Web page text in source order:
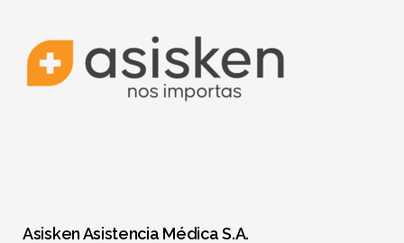
Asisken Asistencia Médica S.A.